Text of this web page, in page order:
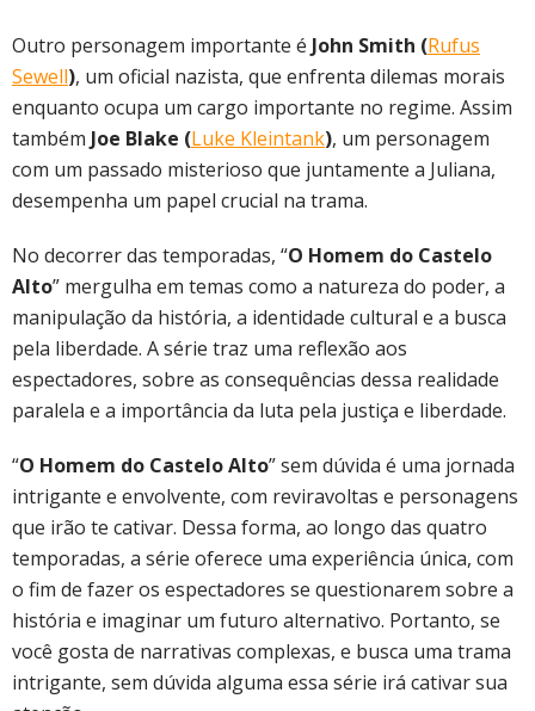
Outro personagem importante é John Smith (Rufus
Sewell), um oficial nazista, que enfrenta dilemas morais
enquanto ocupa um cargo importante no regime. Assim
também Joe Blake (Luke Kleintank), um personagem
com um passado misterioso que juntamente a Juliana,
desempenha um papel crucial na trama.
No decorrer das temporadas, “O Homem do Castelo
Alto” mergulha em temas como a natureza do poder, a
manipulação da história, a identidade cultural e a busca
pela liberdade. A série traz uma reflexão aos
espectadores, sobre as consequências dessa realidade
paralela e a importância da luta pela justiça e liberdade.
“O Homem do Castelo Alto” sem dúvida é uma jornada
intrigante e envolvente, com reviravoltas e personagens
que irão te cativar. Dessa forma, ao longo das quatro
temporadas, a série oferece uma experiência única, com
o fim de fazer os espectadores se questionarem sobre a
história e imaginar um futuro alternativo. Portanto, se
você gosta de narrativas complexas, e busca uma trama
intrigante, sem dúvida alguma essa série irá cativar sua